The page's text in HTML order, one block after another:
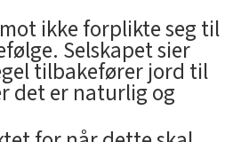
ikke forplikte seg til
Selskapet sier
tilbakefører jord til
det er naturlig og